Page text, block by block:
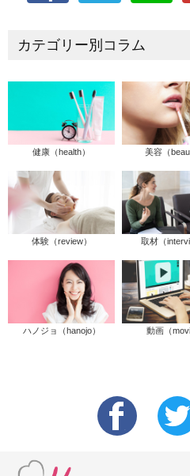
カテゴリー別コラム
健康（health） 美容（
体験（review） 取材（
ハノジョ（hanojo） 動画（